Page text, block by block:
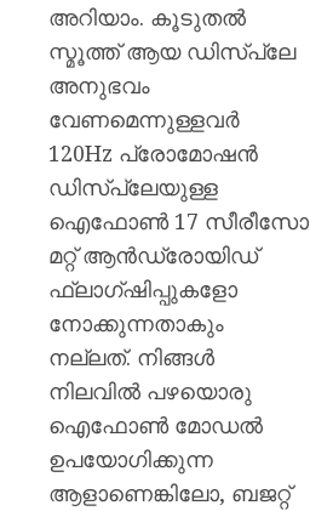
അറിയാം. കൂടുതൽ
സ്മൂത്ത് ആയ ഡിസ്‌പ്ലേ
അനുഭവം
വേണമെന്നുള്ളവർ
120Hz പ്രോമോഷൻ
ഡിസ്‌പ്ലേയുള്ള
ഐഫോൺ 17 സീരീസോ
മറ്റ് ആൻഡ്രോയിഡ്
ഫ്ലാഗ്ഷിപ്പുകളോ
നോക്കുന്നതാകും
നല്ലത്. നിങ്ങൾ
നിലവിൽ പഴയൊരു
ഐഫോൺ മോഡൽ
ഉപയോഗിക്കുന്ന
ആളാണെങ്കിലോ, ബജറ്റ്